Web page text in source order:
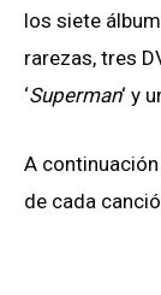
los siete
rarezas, tres
‘Superman‘ y
A
de cada